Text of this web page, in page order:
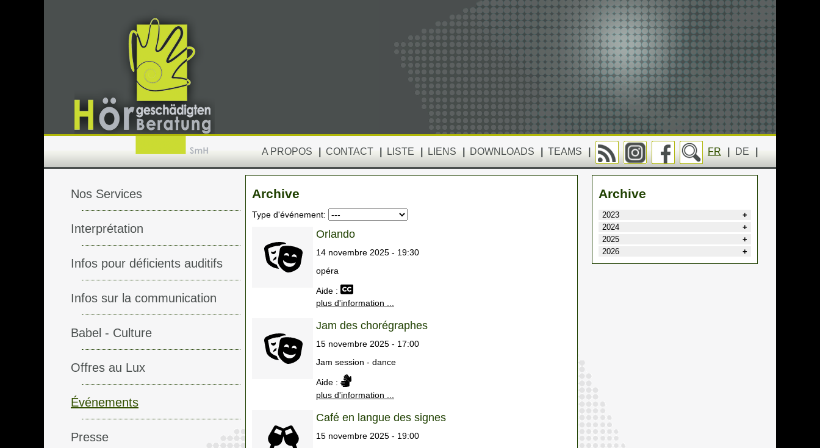
FR DE
A PROPOS CONTACT LISTE LIENS DOWNLOADS TEAMS
Nos Services
Interprétation
Infos pour déficients auditifs
Infos sur la communication
Babel - Culture
Offres au Lux
Événements
Presse
Archive
Type d'événement:
Orlando
14 novembre 2025 - 19:30
opéra
Aide :
plus d'information ...
Jam des chorégraphes
15 novembre 2025 - 17:00
Jam session - dance
Aide :
plus d'information ...
Café en langue des signes
15 novembre 2025 - 19:00
Archive
2023
2024
2025
2026